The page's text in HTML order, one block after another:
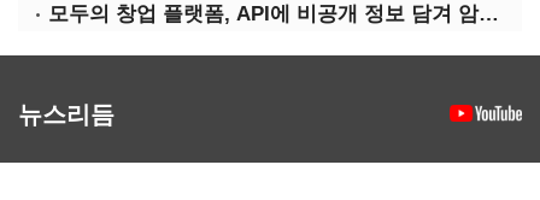
모두의 창업 플랫폼, API에 비공개 정보 담겨 암호키까지 새나갔다
뉴스리듬